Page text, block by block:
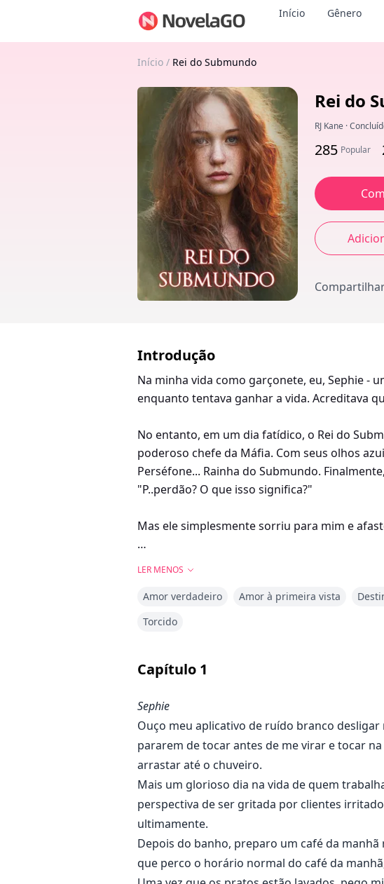
Início Gênero
Início / Rei do Submundo
Rei do
RJ Kane ·
285 Popular
Introdução
Na minha vida como garçonete, eu, Sephie -
enquanto tentava ganhar a vida. Acreditava
No entanto, em um dia fatídico, o Rei do
poderoso chefe da Máfia. Com seus olhos
Perséfone... Rainha do Submundo.
"P..perdão? O que isso significa?"
Mas ele simplesmente sorriu para mim e
cumprir o papel de sua homônima. Adrik é o
a proteção do mais poderoso entre eles.
LER MENOS
Amor verdadeiro Amor à primeira vista
Torcido
Capítulo 1
Sephie
Ouço meu aplicativo de ruído branco
pararem de tocar antes de me virar e tocar
arrastar até o chuveiro.
Mais um glorioso dia na vida de quem
perspectiva de ser gritada por clientes
ultimamente.
Depois do banho, preparo um café da
que perco o horário normal do café da